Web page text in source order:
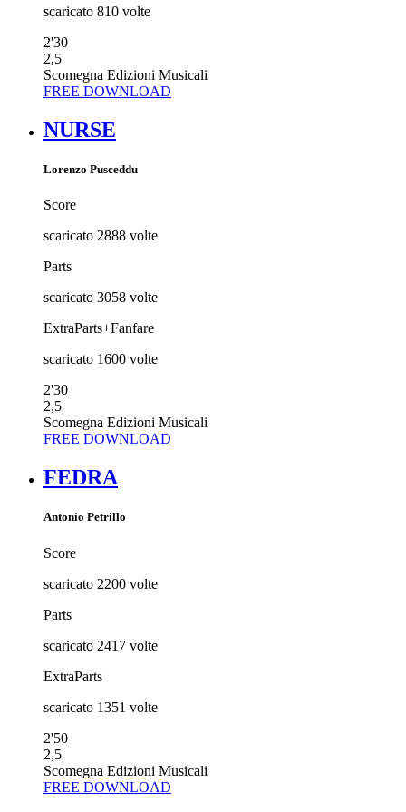
scaricato 810 volte
2'30
2,5
Scomegna Edizioni Musicali
FREE DOWNLOAD
NURSE
Lorenzo Pusceddu
Score
scaricato 2888 volte
Parts
scaricato 3058 volte
ExtraParts+Fanfare
scaricato 1600 volte
2'30
2,5
Scomegna Edizioni Musicali
FREE DOWNLOAD
FEDRA
Antonio Petrillo
Score
scaricato 2200 volte
Parts
scaricato 2417 volte
ExtraParts
scaricato 1351 volte
2'50
2,5
Scomegna Edizioni Musicali
FREE DOWNLOAD